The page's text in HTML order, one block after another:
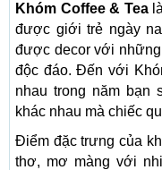
Khóm Coffee & Tea
được giới trẻ ngày
được decor với
độc đáo. Đến với
nhau trong năm bạn
khác nhau mà chiếc
Điểm đặc trưng của
thơ, mơ màng với